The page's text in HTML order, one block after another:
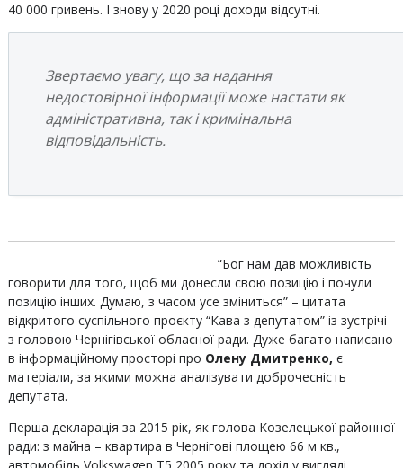
40 000 гривень. І знову у 2020 році доходи відсутні.
Звертаємо увагу, що за надання
недостовірної інформації може настати як
адміністративна, так і кримінальна
відповідальність.
“Бог нам дав можливість
говорити для того, щоб ми донесли свою позицію і почули
позицію інших. Думаю, з часом усе зміниться” – цитата
відкритого суспільного проєкту “Кава з депутатом” із зустрічі
з головою Чернігівської обласної ради. Дуже багато написано
в інформаційному просторі про Олену Дмитренко, є
матеріали, за якими можна аналізувати доброчесність
депутата.
Перша декларація за 2015 рік, як голова Козелецької районної
ради: з майна – квартира в Чернігові площею 66 м кв.,